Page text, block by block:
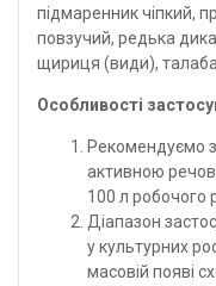
підмаренник чіпкий,
повзучий, редька
щириця (види),
Особливості
Рекомендуємо
активною
100 л робочого
Діапазон
у культурних
масовій появі